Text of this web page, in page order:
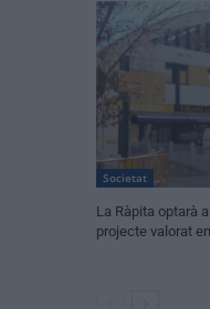
Societat
La Ràpita optarà
projecte valorat